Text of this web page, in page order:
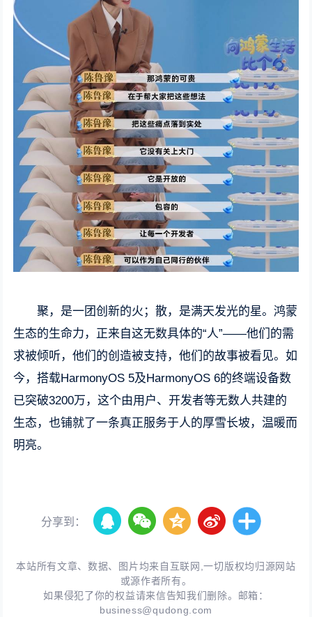
聚，是一团创新的火；散，是满天发光的星。鸿蒙
生态的生命力，正来自这无数具体的“人”——他们的需
求被倾听，他们的创造被支持，他们的故事被看见。如
今，搭载HarmonyOS 5及HarmonyOS 6的终端设备数
已突破3200万，这个由用户、开发者等无数人共建的
生态，也铺就了一条真正服务于人的厚雪长坡，温暖而
明亮。
分享到：
本站所有文章、数据、图片均来自互联网,一切版权均归源网站
或源作者所有。
如果侵犯了你的权益请来信告知我们删除。邮箱：
business@qudong.com